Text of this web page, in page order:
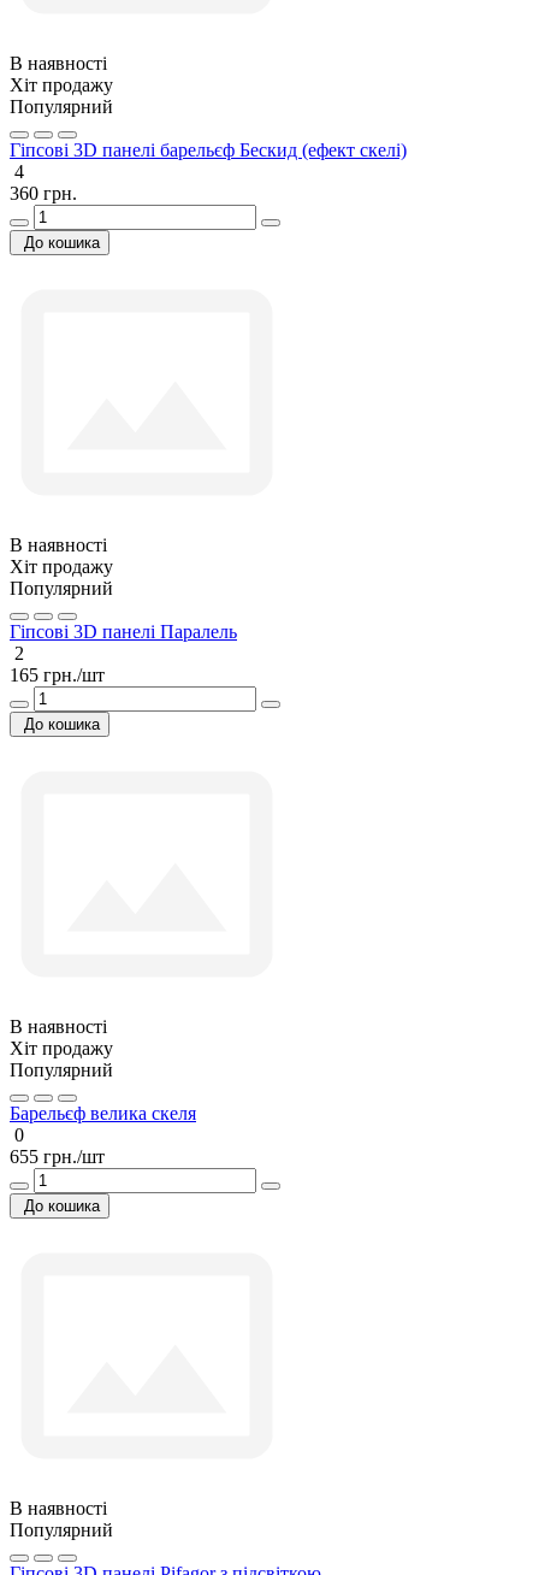
В наявності
Хіт продажу
Популярний
Гіпсові 3D панелі барельєф Бескид (ефект скелі)
4
360 грн.
До кошика
В наявності
Хіт продажу
Популярний
Гіпсові 3D панелі Паралель
2
165 грн./шт
До кошика
В наявності
Хіт продажу
Популярний
Барельєф велика скеля
0
655 грн./шт
До кошика
В наявності
Популярний